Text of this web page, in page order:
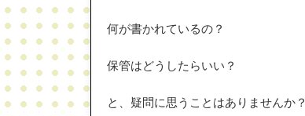
何が書かれているの？
保管はどうしたらいい？
と、疑問に思うことはありませんか？